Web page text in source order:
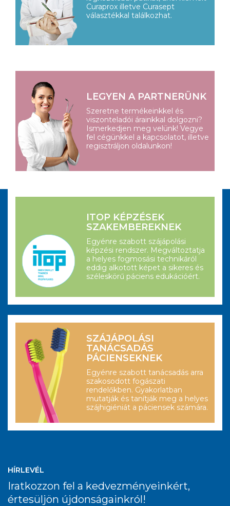
Curaprox illetve Curasept
választékkal találkozhat.
LEGYEN A PARTNERÜNK
Szeretne termékeinkkel és
viszonteladói árainkkal dolgozni?
Ismerkedjen meg velünk! Vegye
fel cégünkkel a kapcsolatot, illetve
regisztráljon oldalunkon!
ITOP KÉPZÉSEK
SZAKEMBEREKNEK
Egyénre szabott szájápolási
képzési rendszer. Megváltoztatja
a helyes fogmosási technikáról
eddig alkotott képet a sikeres és
széleskörű páciens edukációért.
SZÁJÁPOLÁSI
TANÁCSADÁS
PÁCIENSEKNEK
Egyénre szabott tanácsadás arra
szakosodott fogászati
rendelőkben. Gyakorlatban
mutatják és tanítják meg a helyes
szájhigiéniát a páciensek számára.
HÍRLEVÉL
Iratkozzon fel a kedvezményeinkért,
értesüljön újdonságainkról!